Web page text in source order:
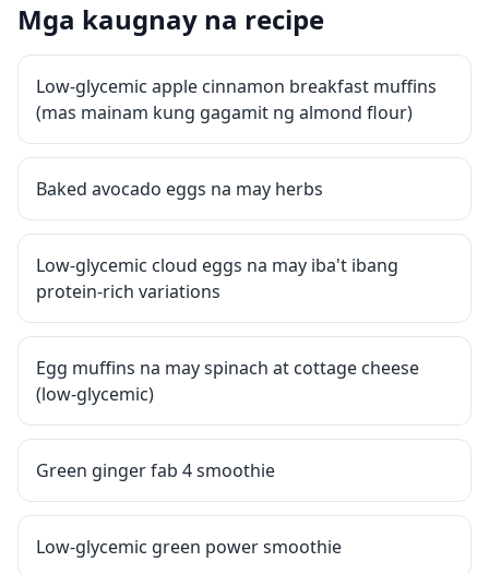
Mga kaugnay na recipe
Low-glycemic apple cinnamon breakfast muffins
(mas mainam kung gagamit ng almond flour)
Baked avocado eggs na may herbs
Low-glycemic cloud eggs na may iba't ibang
protein-rich variations
Egg muffins na may spinach at cottage cheese
(low-glycemic)
Green ginger fab 4 smoothie
Low-glycemic green power smoothie